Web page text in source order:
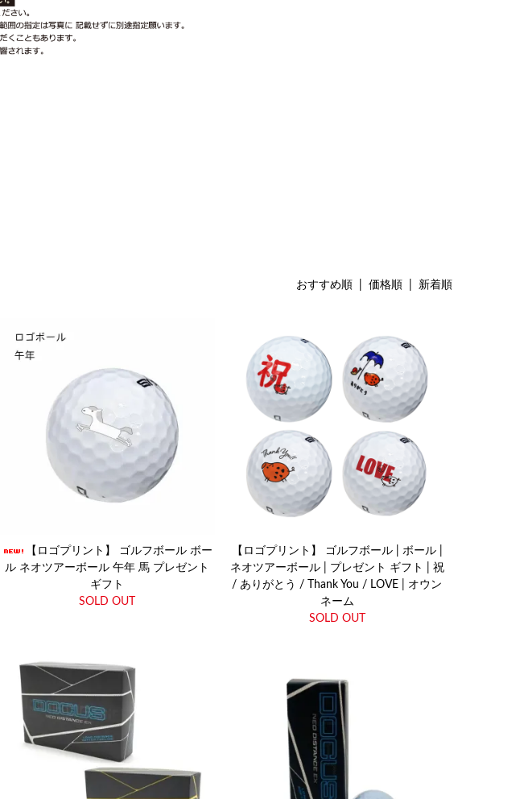
おすすめ順 価格順 | 新着順
【ロゴプリント】 ゴルフボール ボー
ル ネオツアーボール 午年 馬 プレゼント
ギフト
SOLD OUT
【ロゴプリント】 ゴルフボール | ボール |
ネオツアーボール | プレゼント ギフト | 祝
/ ありがとう / Thank You / LOVE | オウン
ネーム
SOLD OUT